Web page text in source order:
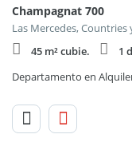
Champagnat 700
Las Mercedes,
45 m² cubie.
1
Departamento en